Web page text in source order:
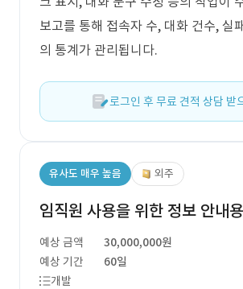
보고를 통해 접속자 수, 대화 건수, 실
의 통계가 관리됩니다.
로그인 후 무료 견적 상담 받
유사도 매우 높음 외주
임직원 사용을 위한 정보 안내
예상 금액
30,000,000원
예상 기간
60일
개발